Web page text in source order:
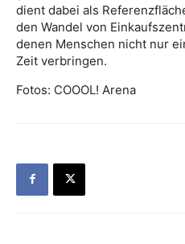
dient dabei als
den Wandel von
denen Menschen nicht nur
Zeit verbringen.
Fotos: COOOL! Arena